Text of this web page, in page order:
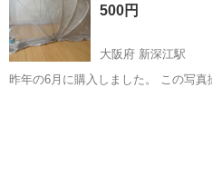
工場のお仕事 ◇コネクタ製造工...
500円
大阪府 新深江駅
昨年の6月に購入しました。 この写真